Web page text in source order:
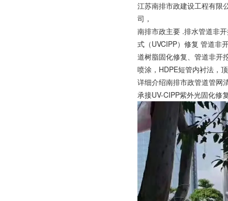
江苏南排市政建设工程有限
司，
南排市政主要 .排水管道非
式（UVCIPP）修复 管道非
道树脂固化修复、管道非开
喷涂，HDPE短管内衬法，
详细介绍南排市政管道管网
承接UV-CIPP紫外光固化修